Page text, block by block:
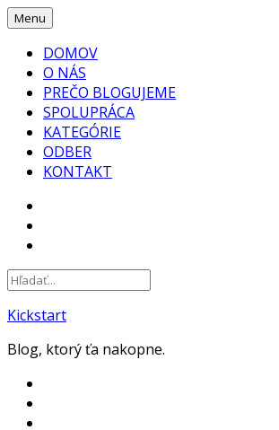
Skip
content
Menu
DOMOV
O NÁS
PREČO BLOGUJEME
SPOLUPRÁCA
KATEGÓRIE
ODBER
KONTAKT
Kickstart
Blog, ktorý ťa nakopne.